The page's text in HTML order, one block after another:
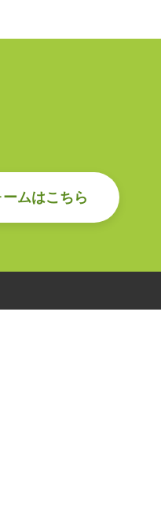
ムはこちら